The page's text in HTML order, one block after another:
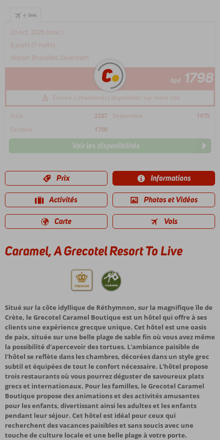
+
20 oct. 2026 (mar.)
8 jours (7 nuits)
départ Bruxelles Zaventem
àpd 1798
Encore 2 chambre(s) disponibles sur notre site
Août 2287 Septembre
1975
Octobre
1700
Voir les disponibilités
Prix Informations
Activités Photos et Vidéos
Carte Vols
Caramel, A Grecotel Resort To Live
Situé sur la côte idyllique de Réthymnon, sur la magnifique île de
Crète, le Grecotel Caramel Boutique est un hôtel qui offre à ses
clients une expérience grecque unique. Cet hôtel est une oasis
de paix, située sur une belle plage de sable fin où vous avez même
la possibilité d'apercevoir des tortues. L'ambiance paisible de
l'hôtel se reflète dans les chambres, décorées dans un style grec
subtil et équipées de tout le confort nécessaire. L'hôtel propose
trois restaurants où vous pourrez déguster de savoureux plats
grecs et internationaux. Pour les familles, le Grecotel Caramel
Boutique propose des animations et des activités amusantes
pour les enfants, divertissant ainsi les adultes et les enfants
pendant leur séjour. Cet hôtel est idéal pour ceux qui
recherchent des vacances paisibles et sans soucis avec une
touche de culture locale et une belle plage à votre porte.